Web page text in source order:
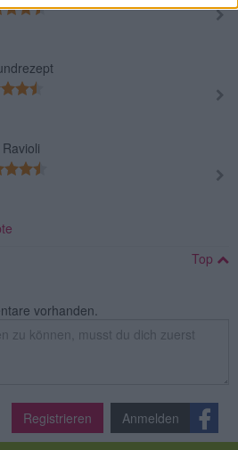
Top
vorhanden.
Registrieren Anmelden